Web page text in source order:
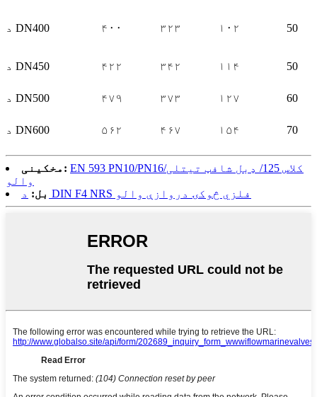
د DN400 ۴۰۰ ۳۲۳ ۱۰۲ 50
د DN450 ۴۲۲ ۳۴۲ ۱۱۴ 50
د DN500 ۴۷۹ ۳۷۳ ۱۲۷ 60
د DN600 ۵۶۲ ۴۶۷ ۱۵۴ 70
مخکینی: EN 593 PN10/PN16/کلاس 125/ ډبل شافټ تیتلی
والو
بل:
د DIN F4 NRS فلزي څوکۍ دروازې والو